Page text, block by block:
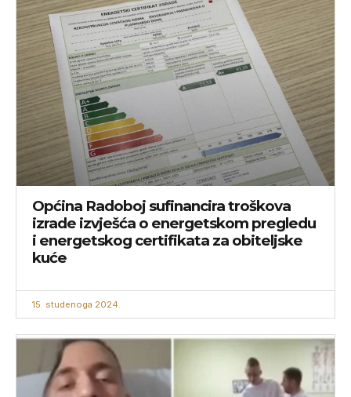
Općina Radoboj sufinancira troškova
izrade izvješća o energetskom pregledu
i energetskog certifikata za obiteljske
kuće
15. studenoga 2024.